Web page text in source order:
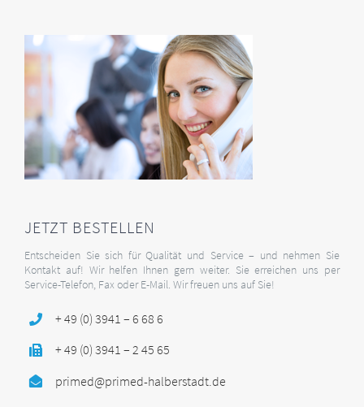
JETZT BESTELLEN
Entscheiden Sie sich für Qualität und Service – und nehmen Sie
Kontakt auf! Wir helfen Ihnen gern weiter. Sie erreichen uns per
Service-Telefon, Fax oder E-Mail. Wir freuen uns auf Sie!
+ 49 (0) 3941 – 6 68 6
+ 49 (0) 3941 – 2 45 65
primed@primed-halberstadt.de